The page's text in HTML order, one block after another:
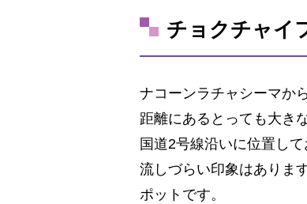
チョクチャイ
ナコーンラチャシーマか
距離にあるとっても大き
国道2号線沿いに位置し
流しづらい印象はありま
ポットです。